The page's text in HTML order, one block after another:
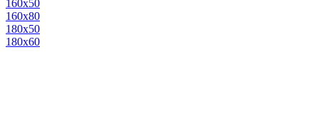
160х50
160х80
180х50
180х60